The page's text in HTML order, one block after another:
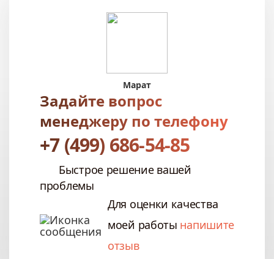
Марат
Задайте вопрос
менеджеру по телефону
+7 (499) 686-54-85
Быстрое решение вашей
проблемы
Для оценки качества
моей работы напишите
отзыв